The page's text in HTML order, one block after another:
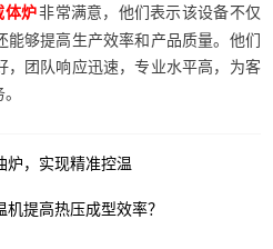
体炉非常满意，他们表示该设备不仅
能够提高生产效率和产品质量。他们
，团队响应迅速，专业水平高，为客
炉，实现精准控温
提高热压成型效率？